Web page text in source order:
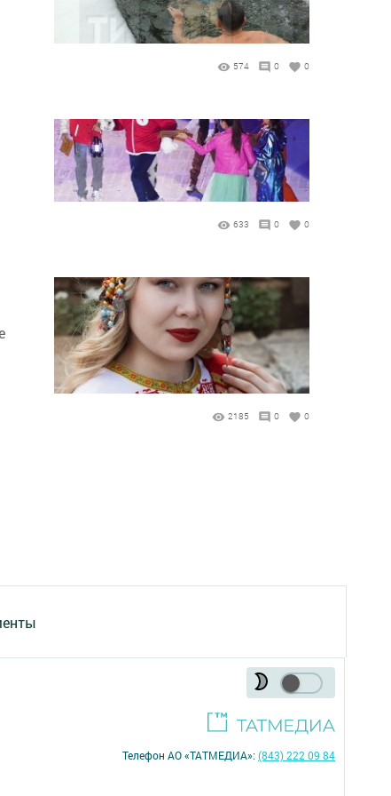
574 0 0
633 0 0
2185 0 0
Телефон АО «ТАТМЕДИА»:(843) 222 09 84